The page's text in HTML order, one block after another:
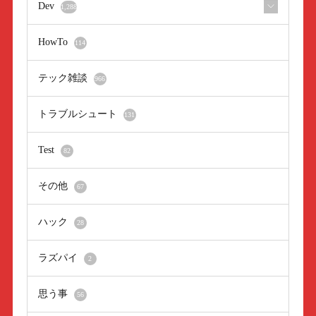
Dev 1,288
HowTo 114
テック雑談 966
トラブルシュート 131
Test 82
その他 67
ハック 28
ラズパイ 2
思う事 56